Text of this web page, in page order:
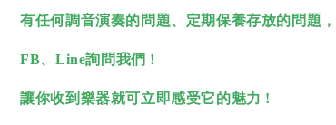
有任何調音演奏的問題、定期保養存放的問題，
FB、Line詢問我們 !
讓你收到樂器就可立即感受它的魅力 !